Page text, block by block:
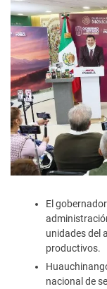
El
unidades del
productivos.
nacional de